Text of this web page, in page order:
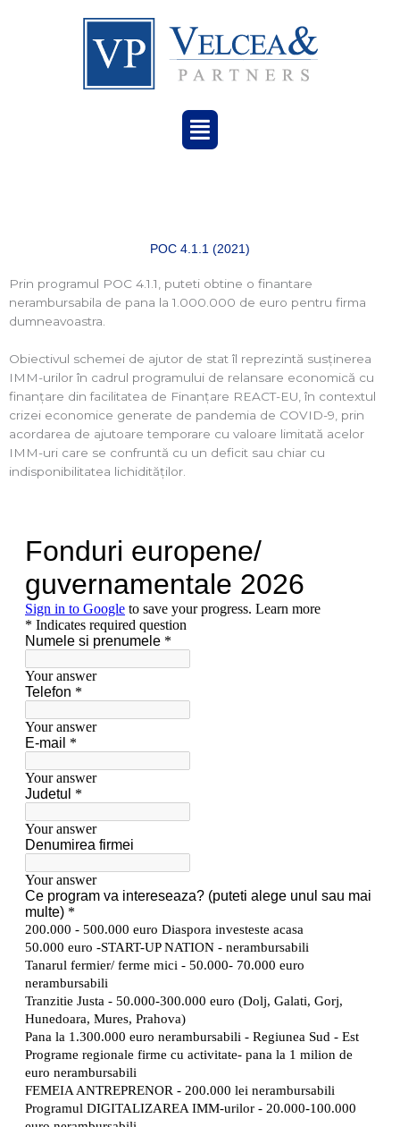
Menu
POC 4.1.1 (2021)
Prin programul POC 4.1.1, puteti obtine o finantare
nerambursabila de pana la 1.000.000 de euro pentru firma
dumneavoastra.
Obiectivul schemei de ajutor de stat îl reprezintă susținerea
IMM-urilor în cadrul programului de relansare economică cu
finanțare din facilitatea de Finanțare REACT-EU, în contextul
crizei economice generate de pandemia de COVID-9, prin
acordarea de ajutoare temporare cu valoare limitată acelor
IMM-uri care se confruntă cu un deficit sau chiar cu
indisponibilitatea lichidităților.